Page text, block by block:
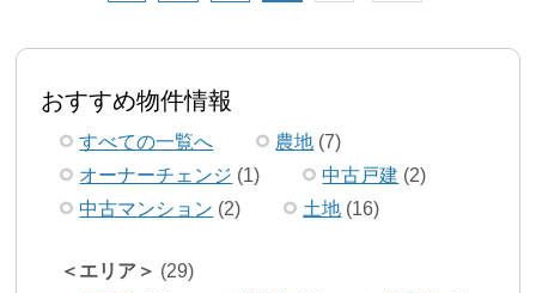
おすすめ物件情報
すべての一覧へ 農地 (7)
オーナーチェンジ (1) 中古戸建 (2)
中古マンション (2) 土地 (16)
エリア
(29)